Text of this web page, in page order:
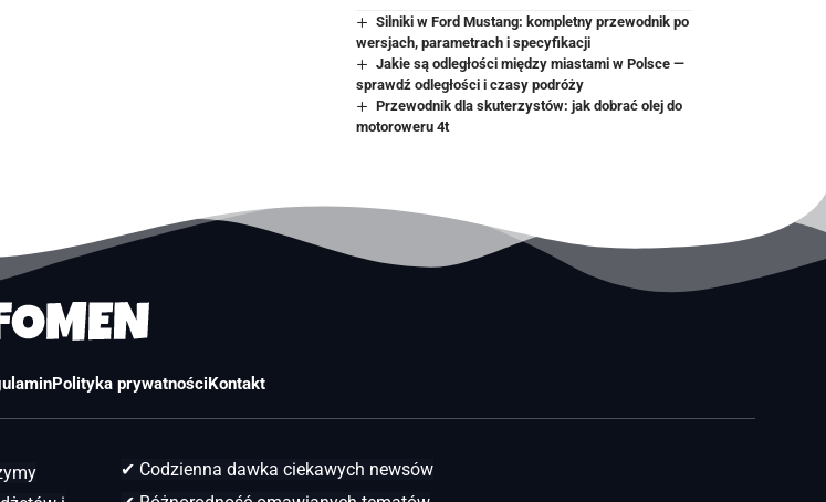
Silniki w Ford Mustang: kompletny przewodnik po
wersjach, parametrach i specyfikacji
Jakie są odległości między miastami w Polsce —
sprawdź odległości i czasy podróży
Przewodnik dla skuterzystów: jak dobrać olej do
motoroweru 4t
Polityka prywatnościKontakt
✔ Codzienna dawka ciekawych newsów